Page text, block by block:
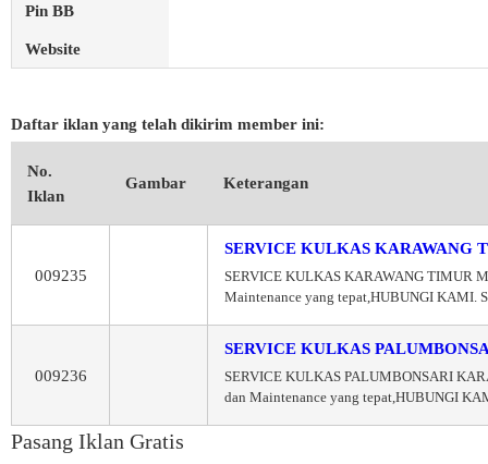
Pin BB
Website
Daftar iklan yang telah dikirim member ini:
No.
Iklan
Gambar Keterangan
009235
SERVICE KULKAS KARAWANG
SERVICE KULKAS KARAWANG TIMUR
Maintenance yang tepat,HUBUNGI KAMI.
009236
SERVICE KULKAS
SERVICE KULKAS PALUMBONSARI
dan Maintenance yang tepat,HUBUNGI
Pasang Iklan Gratis